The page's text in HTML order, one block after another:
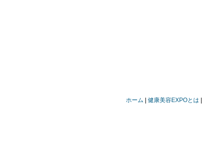
ホーム 健康美容EXPOとは